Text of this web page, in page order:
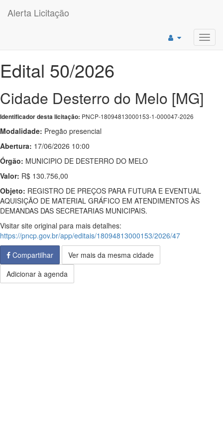
Alerta Licitação
Edital 50/2026
Cidade Desterro do Melo [MG]
Identificador desta licitação: PNCP-18094813000153-1-000047-2026
Modalidade: Pregão presencial
Abertura: 17/06/2026 10:00
Órgão: MUNICIPIO DE DESTERRO DO MELO
Valor: R$ 130.756,00
Objeto: REGISTRO DE PREÇOS PARA FUTURA E EVENTUAL
AQUISIÇÃO DE MATERIAL GRÁFICO EM ATENDIMENTOS ÀS
DEMANDAS DAS SECRETARIAS MUNICIPAIS.
Visitar site original para mais detalhes:
https://pncp.gov.br/app/editais/18094813000153/2026/47
Compartilhar
Ver mais da mesma cidade
Adicionar à agenda